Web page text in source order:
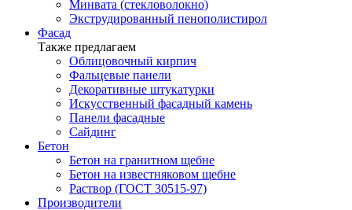
Минвата (стекловолокно)
Экструдированный пенополистирол
Фасад
Также предлагаем
Облицовочный кирпич
Фальцевые панели
Декоративные штукатурки
Искусственный фасадный камень
Панели фасадные
Сайдинг
Бетон
Бетон на гранитном щебне
Бетон на известняковом щебне
Раствор (ГОСТ 30515-97)
Производители